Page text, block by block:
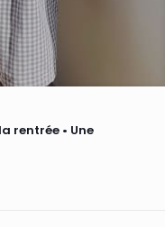
rentrée • Une